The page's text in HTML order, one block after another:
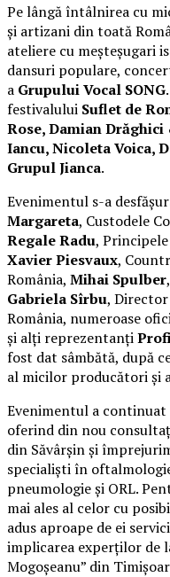
Pe lângă întâlnirea cu
și artizani din toată
ateliere cu meșteșugari
dansuri populare,
a Grupului Vocal SONG
festivalului Suflet de
Rose, Damian
Iancu, Nicoleta Voica,
Grupul Jianca.
Evenimentul s-a
Margareta, Custodele
Regale Radu,
Xavier Piesvaux,
România, Mihai Spulber
Gabriela Sîrbu,
România, numeroase
și alți reprezentanți
fost dat sâmbătă, după
al micilor producători și
Evenimentul a continuat
oferind din nou
din Săvârșin și
specialiști în
pneumologie și ORL.
mai ales al celor cu
adus aproape de ei
implicarea experților de
Mogoșeanu” din